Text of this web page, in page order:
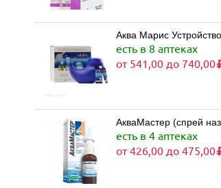
Аква Марис
есть в 8 аптеках
от 541,00 до 740,00
АкваМастер (спрей
есть в 4 аптеках
от 426,00 до 475,00